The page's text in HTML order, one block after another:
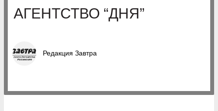
АГЕНТСТВО “ДНЯ”
Редакция Завтра